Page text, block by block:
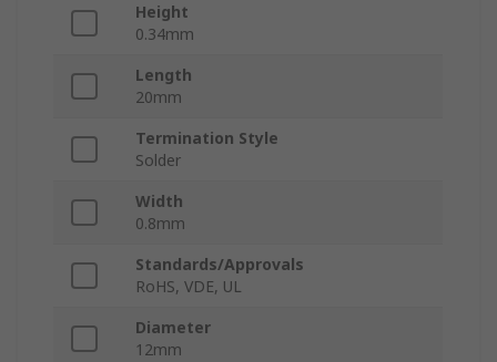
Height
0.34mm
Length
20mm
Termination Style
Solder
Width
0.8mm
Standards/Approvals
RoHS, VDE, UL
Diameter
12mm